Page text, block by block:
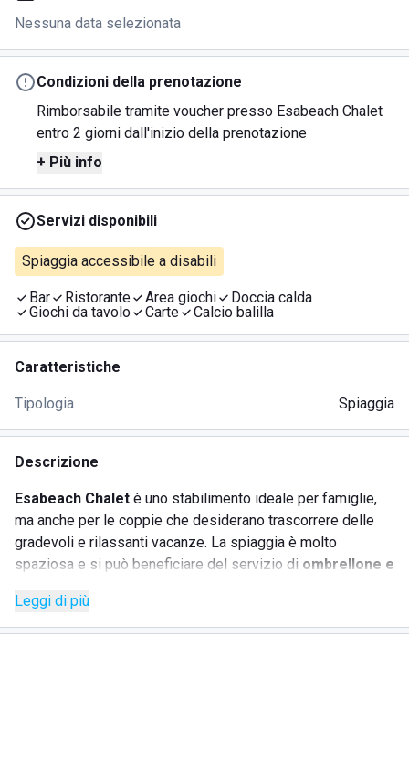
Nessuna data selezionata
Condizioni della prenotazione
Rimborsabile tramite voucher presso Esabeach Chalet
entro 2 giorni dall'inizio della prenotazione
+ Più info
Servizi disponibili
Spiaggia accessibile a disabili
Bar Ristorante Area giochi
Doccia calda
Giochi da tavolo
Carte Calcio balilla
Caratteristiche
Tipologia Spiaggia
Descrizione
Esabeach Chalet è uno stabilimento ideale per famiglie,
ma anche per le coppie che desiderano trascorrere delle
gradevoli e rilassanti vacanze. La spiaggia è molto
spaziosa e si può beneficiare del servizio di ombrellone e
personale è accogliente e pronto a soddisfare ogni
esigenza e richiesta da parte della clientela. Per i più
Leggi di più